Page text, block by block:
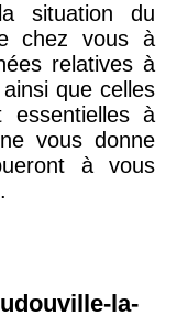
situation du
chez vous à
relatives à
que celles
essentielles à
vous donne
à vous
la-